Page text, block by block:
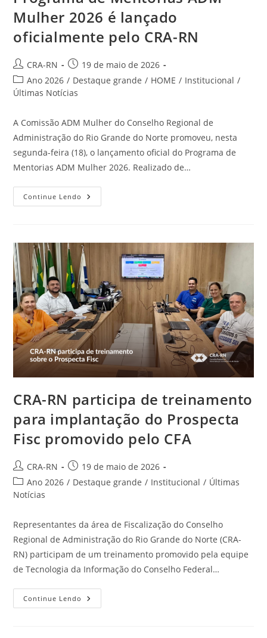
Mulher 2026 é lançado
oficialmente pelo CRA-RN
Autor
do
post:
CRA-RN
Post
publicado:
19 de maio de 2026
Categoria
do
Ano 2026 / Destaque grande / HOME / Institucional /
Últimas Notícias
A Comissão ADM Mulher do Conselho Regional de
Administração do Rio Grande do Norte promoveu, nesta
segunda-feira (18), o lançamento oficial do Programa de
Mentorias ADM Mulher 2026. Realizado de…
Continue Lendo Programa
De
É
Lançado
Oficialmente
Pelo
CRA-
RN
CRA-RN participa de treinamento
para implantação do Prospecta
Fisc promovido pelo CFA
Autor
do
post:
CRA-RN
Post
publicado:
19 de maio de 2026
Categoria
do
Ano 2026 / Destaque grande / Institucional / Últimas
Notícias
Representantes da área de Fiscalização do Conselho
Regional de Administração do Rio Grande do Norte (CRA-
RN) participam de um treinamento promovido pela equipe
de Tecnologia da Informação do Conselho Federal…
Continue Lendo CRA-
RN